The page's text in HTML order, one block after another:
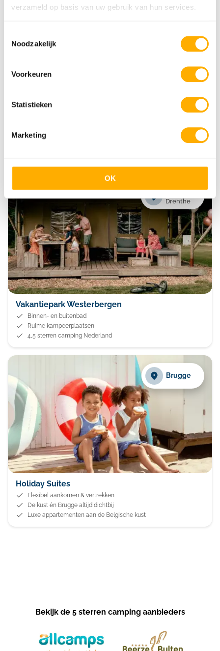
verzameld op basis van uw gebruik van hun services.
Noodzakelijk
Voorkeuren
Statistieken
Marketing
OK
Kindvriendelijke camping
30+ speeltuinen
Echten
Drenthe
Vakantiepark Westerbergen
Binnen- en buitenbad
Ruime kampeerplaatsen
4,5 sterren camping Nederland
Brugge
Holiday Suites
Flexibel aankomen & vertrekken
De kust én Brugge altijd dichtbij
Luxe appartementen aan de Belgische kust
Bekijk de 5 sterren camping aanbieders